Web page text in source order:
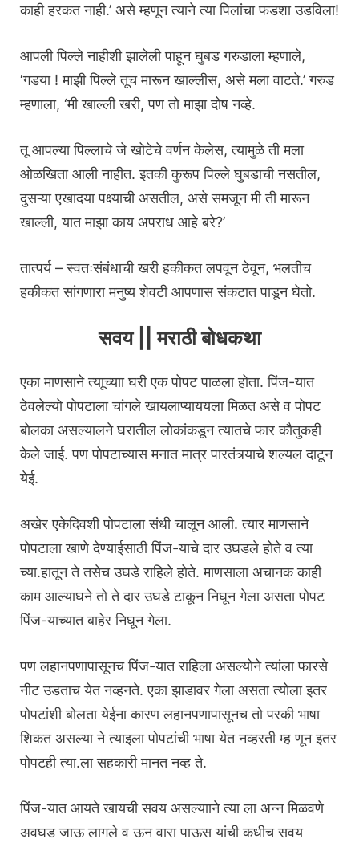
काही हरकत नाही.’ असे म्हणून त्याने त्या पिलांचा फडशा उडविला!
आपली पिल्ले नाहीशी झालेली पाहून घुबड गरुडाला म्हणाले,
‘गडया ! माझी पिल्ले तूच मारून खाल्लीस, असे मला वाटते.’ गरुड
म्हणाला, ‘मी खाल्ली खरी, पण तो माझा दोष नव्हे.
तू आपल्या पिल्लाचे जे खोटेचे वर्णन केलेस, त्यामुळे ती मला
ओळखिता आली नाहीत. इतकी कुरूप पिल्ले घुबडाची नसतील,
दुसऱ्या एखादया पक्ष्याची असतील, असे समजून मी ती मारून
खाल्ली, यात माझा काय अपराध आहे बरे?’
तात्पर्य – स्वतःसंबंधाची खरी हकीकत लपवून ठेवून, भलतीच
हकीकत सांगणारा मनुष्य शेवटी आपणास संकटात पाडून घेतो.
सवय || मराठी बोधकथा
एका माणसाने त्याूच्याा घरी एक पोपट पाळला होता. पिंज-यात
ठेवलेल्याे पोपटाला चांगले खायलाप्याययला मिळत असे व पोपट
बोलका असल्यालने घरातील लोकांकडून त्यातचे फार कौतुकही
केले जाई. पण पोपटाच्यास मनात मात्र पारतंत्र्याचे शल्यल दाटून
येई.
अखेर एकेदिवशी पोपटाला संधी चालून आली. त्यार माणसाने
पोपटाला खाणे देण्याईसाठी पिंज-याचे दार उघडले होते व त्या
च्या.हातून ते तसेच उघडे राहिले होते. माणसाला अचानक काही
काम आल्याघने तो ते दार उघडे टाकून निघून गेला असता पोपट
पिंज-याच्यात बाहेर निघून गेला.
पण लहानपणापासूनच पिंज-यात राहिला असल्याेने त्यांला फारसे
नीट उडताच येत नव्हनते. एका झाडावर गेला असता त्याेला इतर
पोपटांशी बोलता येईना कारण लहानपणापासूनच तो परकी भाषा
शिकत असल्या ने त्याइला पोपटांची भाषा येत नव्हरती म्ह णून इतर
पोपटही त्या.ला सहकारी मानत नव्ह ते.
पिंज-यात आयते खायची सवय असल्यााने त्या ला अन्न मिळवणे
अवघड जाऊ लागले व ऊन वारा पाऊस यांची कधीच सवय